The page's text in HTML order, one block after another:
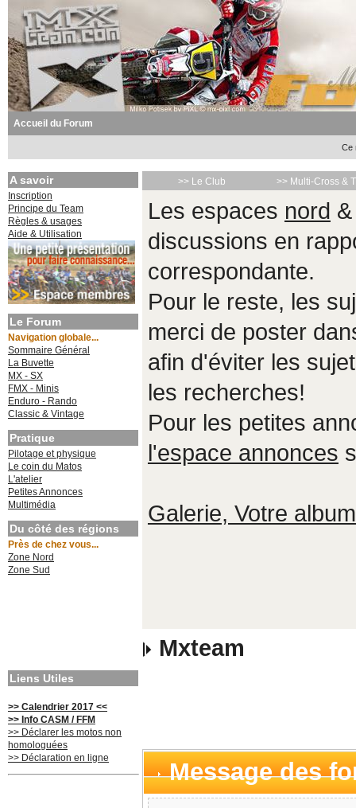
Accueil du Forum
Ce
A savoir
Inscription
Principe du Team
Règles & usages
Aide & Utilisation
Le Forum
Navigation globale...
Sommaire Général
La Buvette
MX - SX
FMX - Minis
Enduro - Rando
Classic & Vintage
Pratique
Pilotage et physique
Le coin du Matos
L'atelier
Petites Annonces
Multimédia
Du côté des régions
Près de chez vous...
Zone Nord
Zone Sud
Liens Utiles
>> Calendrier 2017 <<
>> Info CASM / FFM
>> Déclarer les motos non
homologuées
>> Déclaration en ligne
>> Le Club >> Multi-Cross &
Les espaces nord
discussions en
correspondante.
Pour le reste, les
merci de poster
afin d'éviter les
les recherches!
Pour les petites
l'espace annonces
Galerie, Votre
Mxteam
Message des